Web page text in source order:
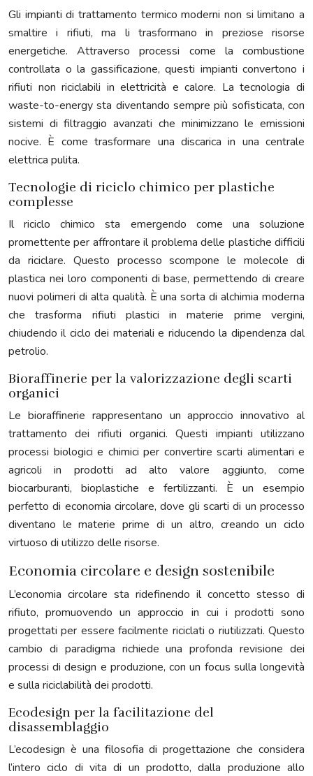
Gli impianti di trattamento termico moderni non si limitano a
smaltire i rifiuti, ma li trasformano in preziose risorse
energetiche. Attraverso processi come la combustione
controllata o la gassificazione, questi impianti convertono i
rifiuti non riciclabili in elettricità e calore. La tecnologia di
waste-to-energy sta diventando sempre più sofisticata, con
sistemi di filtraggio avanzati che minimizzano le emissioni
nocive. È come trasformare una discarica in una centrale
elettrica pulita.
Tecnologie di riciclo chimico per plastiche
complesse
Il riciclo chimico sta emergendo come una soluzione
promettente per affrontare il problema delle plastiche difficili
da riciclare. Questo processo scompone le molecole di
plastica nei loro componenti di base, permettendo di creare
nuovi polimeri di alta qualità. È una sorta di alchimia moderna
che trasforma rifiuti plastici in materie prime vergini,
chiudendo il ciclo dei materiali e riducendo la dipendenza dal
petrolio.
Bioraffinerie per la valorizzazione degli scarti
organici
Le bioraffinerie rappresentano un approccio innovativo al
trattamento dei rifiuti organici. Questi impianti utilizzano
processi biologici e chimici per convertire scarti alimentari e
agricoli in prodotti ad alto valore aggiunto, come
biocarburanti, bioplastiche e fertilizzanti. È un esempio
perfetto di economia circolare, dove gli scarti di un processo
diventano le materie prime di un altro, creando un ciclo
virtuoso di utilizzo delle risorse.
Economia circolare e design sostenibile
L’economia circolare sta ridefinendo il concetto stesso di
rifiuto, promuovendo un approccio in cui i prodotti sono
progettati per essere facilmente riciclati o riutilizzati. Questo
cambio di paradigma richiede una profonda revisione dei
processi di design e produzione, con un focus sulla longevità
e sulla riciclabilità dei prodotti.
Ecodesign per la facilitazione del
disassemblaggio
L’ecodesign è una filosofia di progettazione che considera
l’intero ciclo di vita di un prodotto, dalla produzione allo